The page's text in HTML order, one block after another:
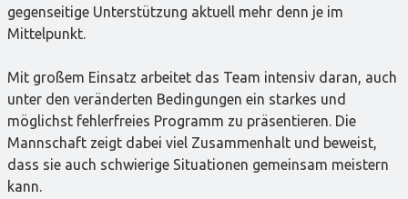
gegenseitige Unterstützung aktuell mehr denn je im
Mittelpunkt.
Mit großem Einsatz arbeitet das Team intensiv daran, auch
unter den veränderten Bedingungen ein starkes und
möglichst fehlerfreies Programm zu präsentieren. Die
Mannschaft zeigt dabei viel Zusammenhalt und beweist,
dass sie auch schwierige Situationen gemeinsam meistern
kann.